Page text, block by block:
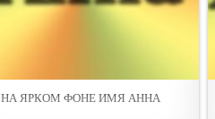
НА ЯРКОМ ФОНЕ ИМЯ АННА